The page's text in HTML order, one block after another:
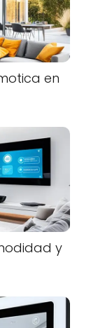
en
y